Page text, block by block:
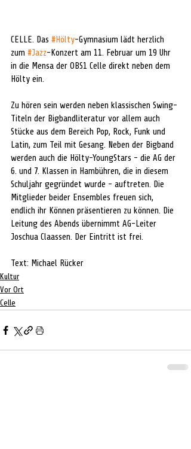
CELLE. Das #Hölty-Gymnasium lädt herzlich
zum #Jazz-Konzert am 11. Februar um 19 Uhr
in die Mensa der OBS1 Celle direkt neben dem
Hölty ein.
Zu hören sein werden neben klassischen Swing-
Titeln der Bigbandliteratur vor allem auch
Stücke aus dem Bereich Pop, Rock, Funk und
Latin, zum Teil mit Gesang. Neben der Bigband
werden auch die Hölty-YoungStars - die AG der
6. und 7. Klassen in Hambühren, die in diesem
Schuljahr gegründet wurde - auftreten. Die
Mitglieder beider Ensembles freuen sich,
endlich ihr Können präsentieren zu können. Die
Leitung des Abends übernimmt AG-Leiter
Joschua Claassen. Der Eintritt ist frei.
Text: Michael Rücker
Kultur
Vor Ort
Celle